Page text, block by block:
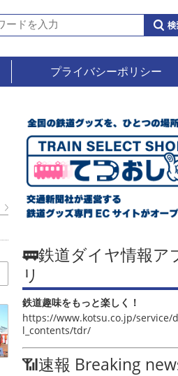
プライバシーポリシー
🚃鉄道ダイヤ情報ア
リ
鉄道趣味をもっと楽しく！
https://www.kotsu.co.jp/service/
l_contents/tdr/
📶速報 Breaking